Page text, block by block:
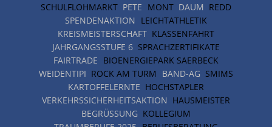
SCHULFLOHMARKT PETE MONT DAUM REDD
SPENDENAKTION LEICHTATHLETIK
KREISMEISTERSCHAFT KLASSENFAHRT
JAHRGANGSSTUFE 6 SPRACHZERTIFIKATE
FAIRTRADE BIOENERGIEPARK SAERBECK
WEIDENTIPI ROCK AM TURM BAND-AG SMIMS
KARTOFFELERNTE HOCHSTAPLER
VERKEHRSSICHERHEITSAKTION HAUSMEISTER
BEGRÜSSUNG
KOLLEGIUM